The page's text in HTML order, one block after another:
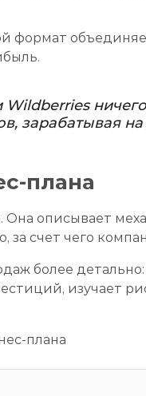
формат
зарабатывая на
плана
Она описывает
за счет чего
более
изучает
плана